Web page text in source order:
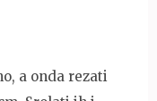
a onda rezati